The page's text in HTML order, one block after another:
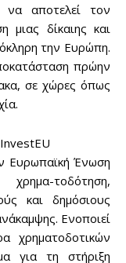
αποτελεί τον
μιας δίκαιης και
την Ευρώπη.
πρώην
σε χώρες όπως
Ευρωπαϊκή Ένωση
τοδότηση,
και δημόσιους
Ενοποιεί
χρηματοδοτικών
για τη στήριξη